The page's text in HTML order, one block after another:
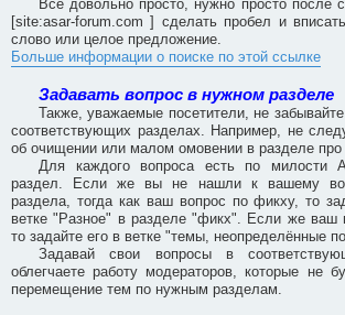
Всё довольно просто, нужно просто после
[site:asar-forum.com ] сделать пробел и
слово или целое предложение.
Больше информации о поиске по этой ссылке
Задавать вопрос в нужном разделе
Также, уважаемые посетители, не
соответствующих разделах. Например, не
об очищении или малом омовении в разделе про
Для каждого вопроса есть по милости
раздел. Если же вы не нашли к вашему
раздела, тогда как ваш вопрос по фикху, то
ветке "Разное" в разделе "фикх". Если же ваш
то задайте его в ветке "темы, неопределённые
Задавай свои вопросы в
облегчаете работу модераторов, которые не
перемещение тем по нужным разделам.